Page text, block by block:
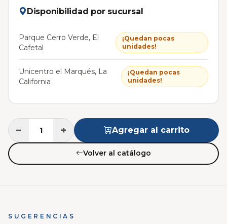
Disponibilidad por sucursal
Parque Cerro Verde, El
Cafetal
¡Quedan pocas
unidades!
Unicentro el Marqués, La
California
¡Quedan pocas
unidades!
− + Agregar al carrito
Volver al catálogo
SUGERENCIAS